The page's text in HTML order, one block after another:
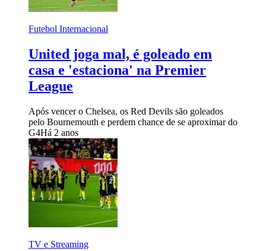
Futebol Internacional
United joga mal, é goleado em
casa e 'estaciona' na Premier
League
Após vencer o Chelsea, os Red Devils são goleados
pelo Bournemouth e perdem chance de se aproximar do
G4Há 2 anos
TV e Streaming